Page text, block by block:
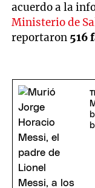
acuerdo a la
Ministerio de
reportaron 516